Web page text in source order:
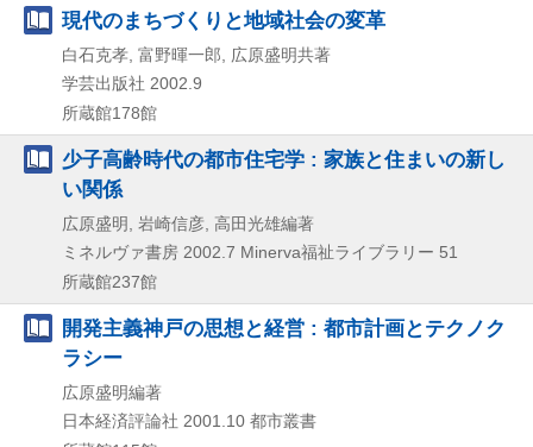
現代のまちづくりと地域社会の変革
白石克孝, 富野暉一郎, 広原盛明共著
学芸出版社 2002.9
所蔵館178館
少子高齢時代の都市住宅学 : 家族と住まいの新し
い関係
広原盛明, 岩崎信彦, 高田光雄編著
ミネルヴァ書房 2002.7 Minerva福祉ライブラリー 51
所蔵館237館
開発主義神戸の思想と経営 : 都市計画とテクノク
ラシー
広原盛明編著
日本経済評論社 2001.10 都市叢書